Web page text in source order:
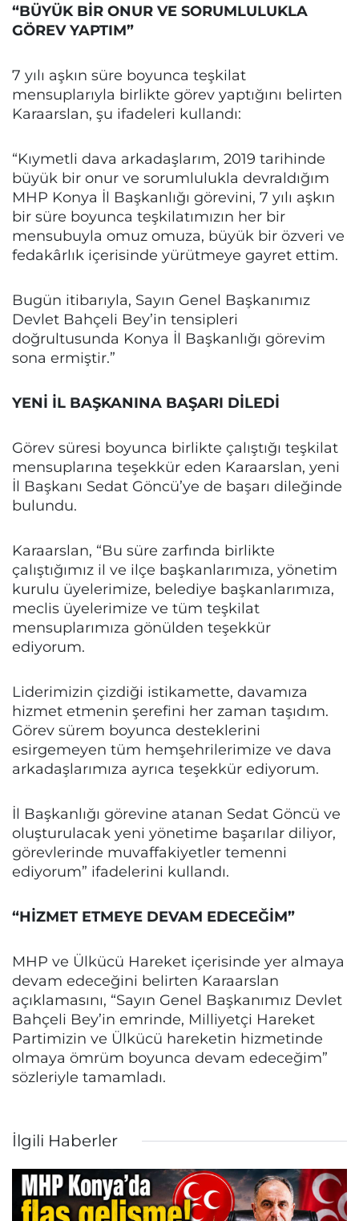
“BÜYÜK BİR ONUR VE SORUMLULUKLA
GÖREV YAPTIM”
7 yılı aşkın süre boyunca teşkilat
mensuplarıyla birlikte görev yaptığını belirten
Karaarslan, şu ifadeleri kullandı:
“Kıymetli dava arkadaşlarım, 2019 tarihinde
büyük bir onur ve sorumlulukla devraldığım
MHP Konya İl Başkanlığı görevini, 7 yılı aşkın
bir süre boyunca teşkilatımızın her bir
mensubuyla omuz omuza, büyük bir özveri ve
fedakârlık içerisinde yürütmeye gayret ettim.
Bugün itibarıyla, Sayın Genel Başkanımız
Devlet Bahçeli Bey’in tensipleri
doğrultusunda Konya İl Başkanlığı görevim
sona ermiştir.”
YENİ İL BAŞKANINA BAŞARI DİLEDİ
Görev süresi boyunca birlikte çalıştığı teşkilat
mensuplarına teşekkür eden Karaarslan, yeni
İl Başkanı Sedat Göncü’ye de başarı dileğinde
bulundu.
Karaarslan, “Bu süre zarfında birlikte
çalıştığımız il ve ilçe başkanlarımıza, yönetim
kurulu üyelerimize, belediye başkanlarımıza,
meclis üyelerimize ve tüm teşkilat
mensuplarımıza gönülden teşekkür
ediyorum.
Liderimizin çizdiği istikamette, davamıza
hizmet etmenin şerefini her zaman taşıdım.
Görev sürem boyunca desteklerini
esirgemeyen tüm hemşehrilerimize ve dava
arkadaşlarımıza ayrıca teşekkür ediyorum.
İl Başkanlığı görevine atanan Sedat Göncü ve
oluşturulacak yeni yönetime başarılar diliyor,
görevlerinde muvaffakiyetler temenni
ediyorum” ifadelerini kullandı.
“HİZMET ETMEYE DEVAM EDECEĞİM”
MHP ve Ülkücü Hareket içerisinde yer almaya
devam edeceğini belirten Karaarslan
açıklamasını, “Sayın Genel Başkanımız Devlet
Bahçeli Bey’in emrinde, Milliyetçi Hareket
Partimizin ve Ülkücü hareketin hizmetinde
olmaya ömrüm boyunca devam edeceğim”
sözleriyle tamamladı.
İlgili Haberler